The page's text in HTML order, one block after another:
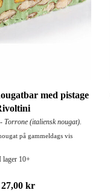
med pistage
Torrone (italiensk nougat).
på gammeldags vis
lager 10+
kr